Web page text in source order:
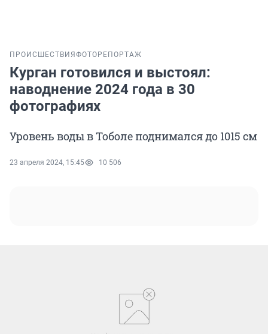
ПРОИСШЕСТВИЯ ФОТОРЕПОРТАЖ
Курган готовился и выстоял:
наводнение 2024 года в 30
фотографиях
Уровень воды в Тоболе поднимался до 1015 см
23 апреля 2024, 15:45 10 506